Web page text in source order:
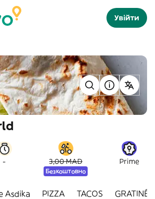
Увійти
- 3,00 MAD
Безкоштовно
Prime
Asdika PIZZA TACOS GRATINÉ